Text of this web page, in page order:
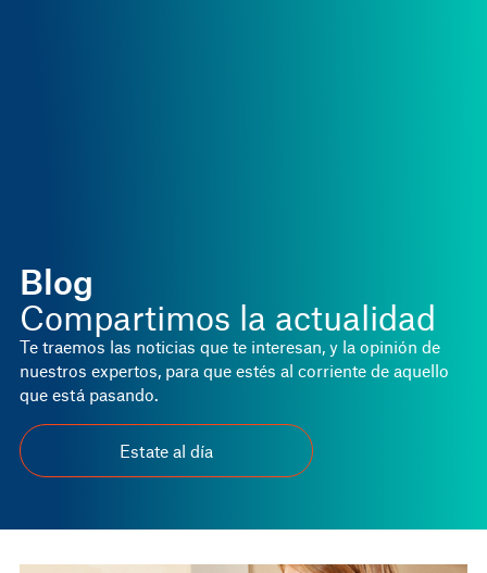
Blog
Compartimos la actualidad
Te traemos las noticias que te interesan, y la opinión de
nuestros expertos, para que estés al corriente de aquello
que está pasando.
Estate al día